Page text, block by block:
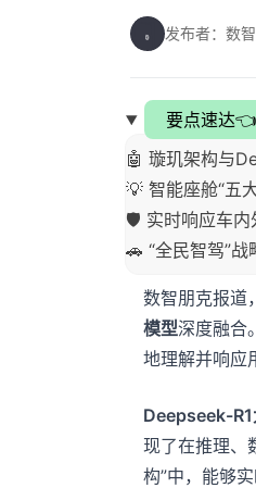
发布者：数
要点速达👈
🤖 璇玑架构与
💡 智能座舱“五
🛡️ 实时响应车内
🚗 “全民智驾”
数智朋克报道
模型深度融合
地理解并响应
Deepseek-
现了在推理、
构”中，能够